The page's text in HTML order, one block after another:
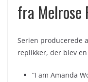
fra Melrose
Serien producerede
replikker, der blev
“I am Amanda